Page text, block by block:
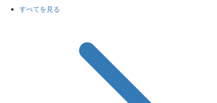
すべてを見る